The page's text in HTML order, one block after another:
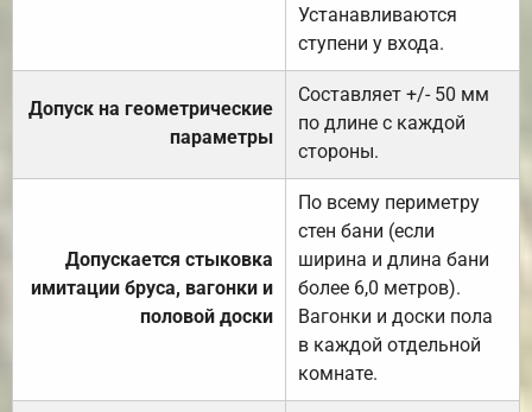
Устанавливаются
ступени у входа.
Допуск на геометрические
параметры
Составляет +/- 50 мм
по длине с каждой
стороны.
Допускается стыковка
имитации бруса, вагонки и
половой доски
По всему периметру
стен бани (если
ширина и длина бани
более 6,0 метров).
Вагонки и доски пола
в каждой отдельной
комнате.